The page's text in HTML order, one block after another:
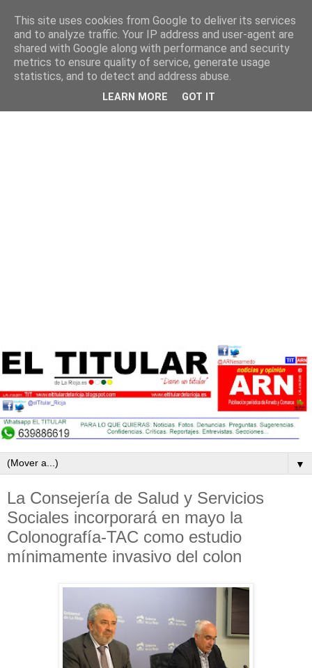
▼
La Consejería de Salud y Servicios
Sociales incorporará en mayo la
Colonografía-TAC como estudio
mínimamente invasivo del colon
This site uses cookies from Google to deliver its services
and to analyze traffic. Your IP address and user-agent are
shared with Google along with performance and security
metrics to ensure quality of service, generate usage
statistics, and to detect and address abuse.
LEARN MORE GOT IT